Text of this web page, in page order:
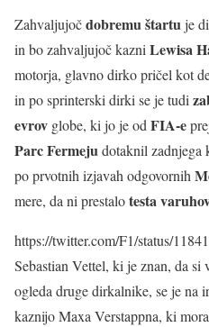
Zahvaljujočdobremu štartuje
in bo zahvaljujoč kazniLewisa
motorja, glavno dirko pričel kot
in po sprinterski dirki se je tudi
evrov globe, ki jo je odFIA-e
Parc Fermejudotaknil zadnjega
po prvotnih izjavah odgovornih
mere, da ni prestalotesta
https://twitter.com/F1/status/
Sebastian Vettel, ki je znan, da si
ogleda druge dirkalnike, se je na
kaznijo Maxa Verstappna, ki